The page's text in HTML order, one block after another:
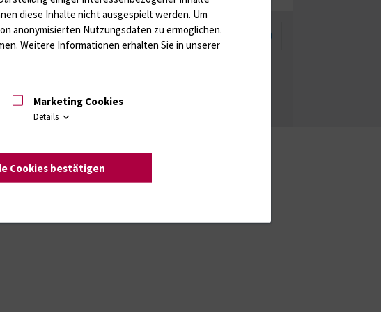
Datenschutzhinweise Barrierefreiheit
diese Inhalte nicht ausgespielt werden. Um
anonymisierten Nutzungsdaten zu ermöglichen.
Weitere Informationen erhalten Sie in unserer
Marketing Cookies
Details
Cookies bestätigen